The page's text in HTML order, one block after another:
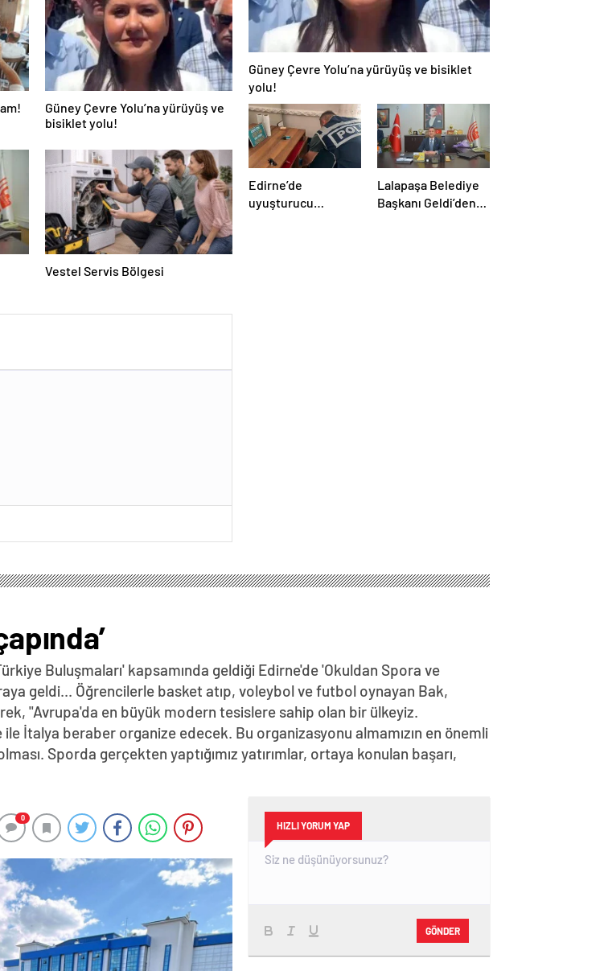
Güney Çevre Yolu’na yürüyüş ve
bisiklet yolu!
Vestel Servis Bölgesi
Güney Çevre Yolu’na yürüyüş ve bisiklet
yolu!
Edirne’de
uyuşturucu
Lalapaşa Belediye
Başkanı Geldi’den
Buluşmaları' kapsamında geldiği Edirne'de 'Okuldan Spora ve
geldi... Öğrencilerle basket atıp, voleybol ve futbol oynayan Bak,
"Avrupa'da en büyük modern tesislere sahip olan bir ülkeyiz.
İtalya beraber organize edecek. Bu organizasyonu almamızın en önemli
Sporda gerçekten yaptığımız yatırımlar, ortaya konulan başarı,
0
HIZLI YORUM YAP
GÖNDER